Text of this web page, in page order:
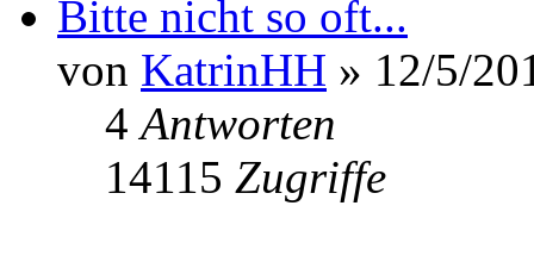
Bitte nicht so oft...
von KatrinHH » 12/5/
4Antworten
14115 Zugriffe